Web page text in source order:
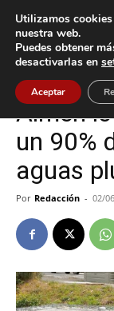
Inicio O Porriño
O Porriño
Aimen
un 90%
aguas
Por Redacción - 02/
Utilizamos
nuestra web.
Puedes obtener
desactivarlas en
Aceptar